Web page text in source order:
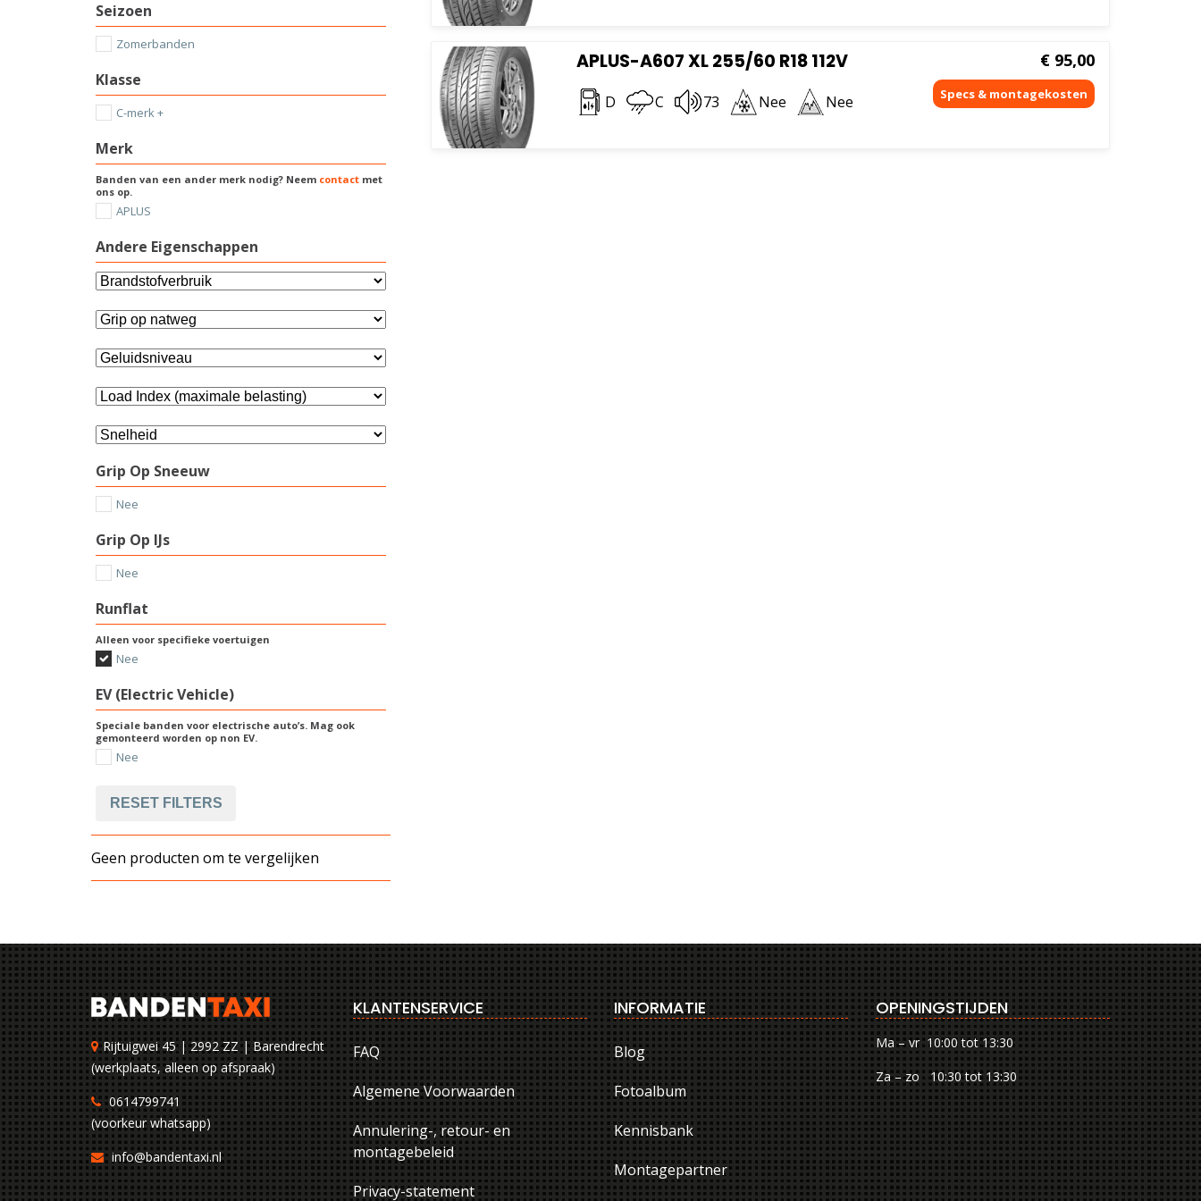
APLUS-A607 XL 255/60 R18 112V
D C 73 Nee Nee
€ 95,00
Seizoen
Zomerbanden
Klasse
C-merk +
Merk
Banden van een ander merk nodig? Neem contact met
ons op.
APLUS
Andere Eigenschappen
Grip Op Sneeuw
Nee
Grip Op IJs
Nee
Runflat
Alleen voor specifieke voertuigen
Nee
EV (Electric Vehicle)
Speciale banden voor electrische auto’s. Mag ook
gemonteerd worden op non EV.
Nee
RESET FILTERS
Geen producten om te vergelijken
Rijtuigwei 45 | 2992 ZZ | Barendrecht
(werkplaats, alleen op afspraak)
0614799741
(voorkeur whatsapp)
info@bandentaxi.nl
KLANTENSERVICE
FAQ
Algemene Voorwaarden
Annulering-, retour- en
montagebeleid
Privacy-statement
INFORMATIE
Blog
Fotoalbum
Kennisbank
Montagepartner
OPENINGSTIJDEN
Ma – vr 10:00 tot 13:30
Za – zo 10:30 tot 13:30